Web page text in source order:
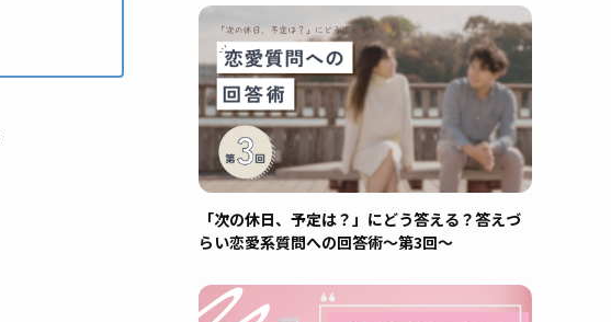
「次の休日、予定は？」にどう答える？答えづ
らい恋愛系質問への回答術～第3回～